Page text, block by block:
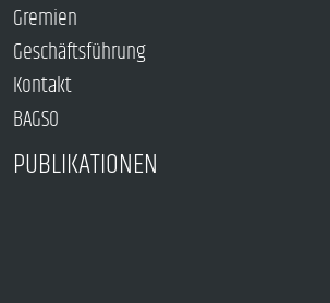
Gremien
Geschäftsführung
Kontakt
BAGSO
PUBLIKATIONEN